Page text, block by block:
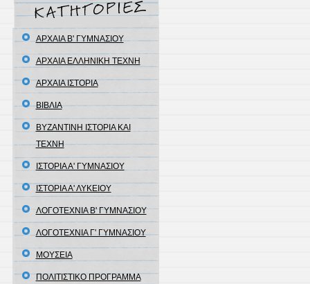
ΑΡΧΑΙΑ Β' ΓΥΜΝΑΣΙΟΥ
ΑΡΧΑΙΑ ΕΛΛΗΝΙΚΗ ΤΕΧΝΗ
ΑΡΧΑΙΑ ΙΣΤΟΡΙΑ
ΒΙΒΛΙΑ
ΒΥΖΑΝΤΙΝΗ ΙΣΤΟΡΙΑ ΚΑΙ
ΤΕΧΝΗ
ΙΣΤΟΡΙΑ Α' ΓΥΜΝΑΣΙΟΥ
ΙΣΤΟΡΙΑ Α' ΛΥΚΕΙΟΥ
ΛΟΓΟΤΕΧΝΙΑ Β' ΓΥΜΝΑΣΙΟΥ
ΛΟΓΟΤΕΧΝΙΑ Γ' ΓΥΜΝΑΣΙΟΥ
ΜΟΥΣΕΙΑ
ΠΟΛΙΤΙΣΤΙΚΟ ΠΡΟΓΡΑΜΜΑ